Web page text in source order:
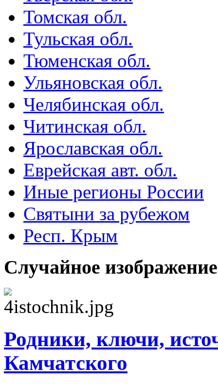
Томская обл.
Тульская обл.
Тюменская обл.
Ульяновская обл.
Челябинская обл.
Читинская обл.
Ярославская обл.
Еврейская авт. обл.
Иные регионы России
Святыни за рубежом
Респ. Крым
Случайное изображение
Родники, ключи,
Камчатского